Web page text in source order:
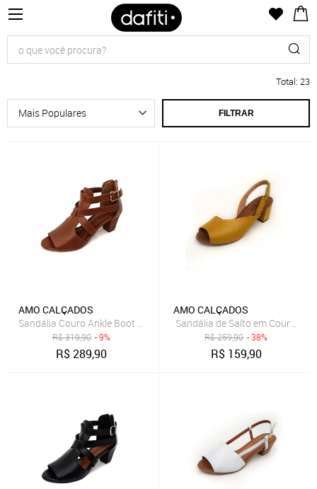
Total: 23
FILTRAR
AMO CALÇADOS
Sandália Couro Ankle Boot Amo Calçados Sophia Amêndoa
R$319,90 - 9%
R$289,90
AMO CALÇADOS
Sandália de Salto em Couro
R$259,90 - 38%
R$ 159,90